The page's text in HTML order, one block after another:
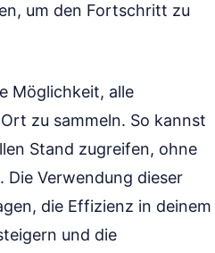
um den Fortschritt zu
Möglichkeit, alle
zu sammeln. So kannst
Stand zugreifen, ohne
Die Verwendung dieser
die Effizienz in deinem
und die